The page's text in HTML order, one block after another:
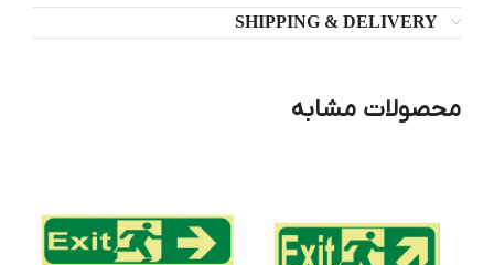
SHIPPING & DELIVERY
محصولات مشابه